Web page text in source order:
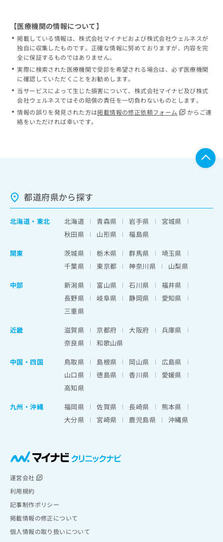
【医療機関の情報について】
掲載している情報は、株式会社マイナビおよび株式会社ウェルネスが
独自に収集したものです。正確な情報に努めておりますが、内容を完
全に保証するものではありません。
実際に検索された医療機関で受診を希望される場合は、必ず医療機関
に確認していただくことをお勧めします。
当サービスによって生じた損害について、株式会社マイナビ及び株式
会社ウェルネスではその賠償の責任を一切負わないものとします。
情報の誤りを発見された方は掲載情報の修正依頼フォーム
からご連
絡をいただければ幸いです。
都道府県から探す
北海道 ・ 東北 北海道 青森県 岩手県
宮城県
秋田県
山形県
福島県
関東
茨城県 栃木県 群馬県
埼玉県
千葉県
東京都 神奈川県
山梨県
中部
新潟県 富山県 石川県
福井県
長野県
岐阜県 静岡県
愛知県
三重県
近畿
滋賀県 京都府 大阪府
兵庫県
奈良県
和歌山県
中国・四国
鳥取県 島根県 岡山県
広島県
山口県
徳島県 香川県
愛媛県
高知県
九州・沖縄
福岡県 佐賀県 長崎県
熊本県
大分県
宮崎県 鹿児島県 沖縄県
運営会社
利用規約
記事制作ポリシー
掲載情報の修正について
個人情報の取り扱いについて